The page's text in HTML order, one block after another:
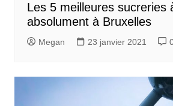
Les 5 meilleures sucreries
absolument à Bruxelles
Megan 23 janvier 2021